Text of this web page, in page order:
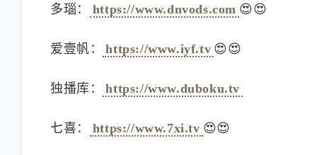
多瑙： https://www.dnvods.com 😍😍
爱壹帆： https://www.iyf.tv 😍😍
独播库： https://www.duboku.tv
七喜： https://www.7xi.tv 😍😍